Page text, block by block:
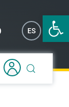
Abrir
ES EN